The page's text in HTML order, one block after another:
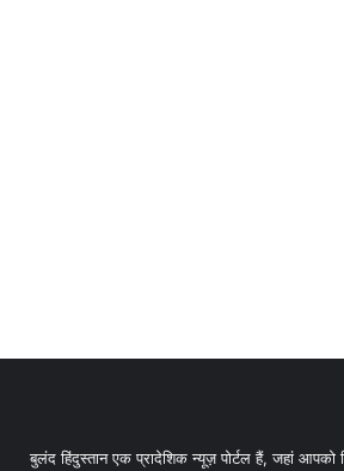
बुलंद हिंदुस्तान एक प्रादेशिक न्यूज़ पोर्टल हैं, जहां आपको